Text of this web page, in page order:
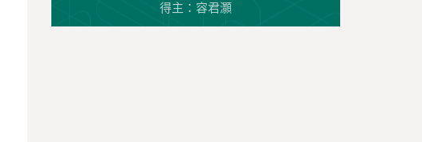
得主：容君灝